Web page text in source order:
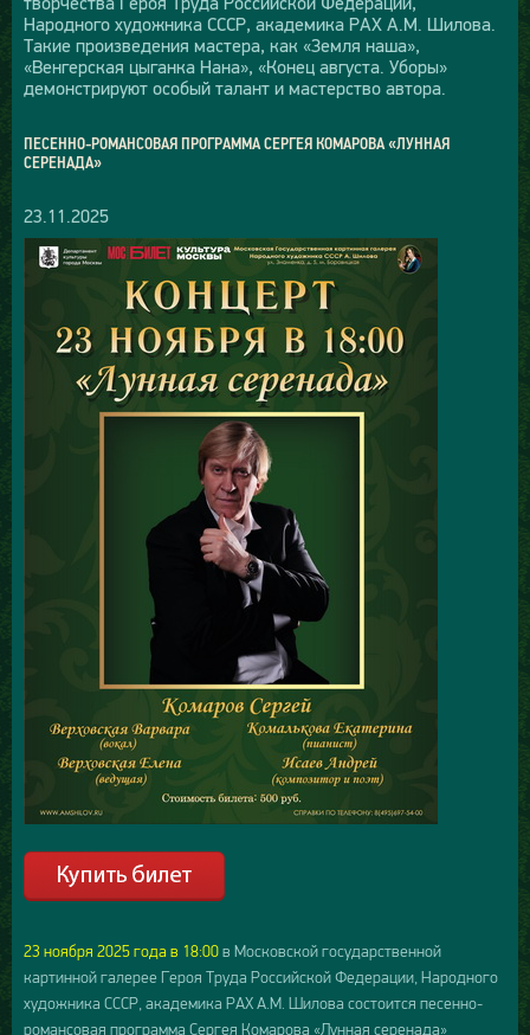
Народного художника СССР, академика РАХ А.М. Шилова.
Такие произведения мастера, как «Земля наша»,
«Венгерская цыганка Нана», «Конец августа. Уборы»
демонстрируют особый талант и мастерство автора.
ПЕСЕННО-РОМАНСОВАЯ ПРОГРАММА СЕРГЕЯ КОМАРОВА «ЛУННАЯ
СЕРЕНАДА»
23.11.2025
23 ноября 2025 года в 18:00в Московской государственной
картинной галерее Героя Труда Российской Федерации, Народного
художника СССР, академика РАХ А.М. Шилова состоится песенно-
романсовая программа Сергея Комарова «Лунная серенада»